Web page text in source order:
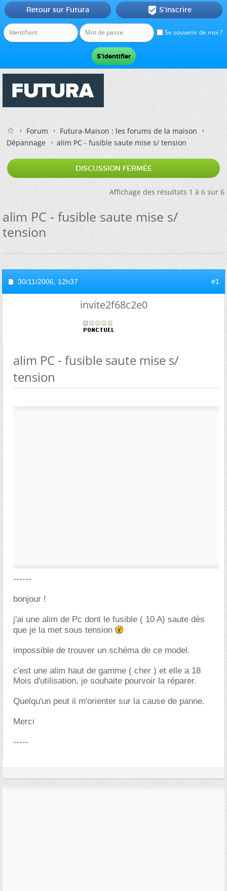
Se souvenir de moi ?
Retour sur Futura  S'inscrire
Forum
Futura-Maison : les forums de la maison
Dépannage
alim PC - fusible saute mise s/ tension
DISCUSSION FERMÉE
Affichage des résultats 1 à 6 sur 6
alim PC - fusible saute mise s/
tension
30/11/2006, 12h37 #1
invite2f68c2e0
alim PC - fusible saute mise s/
tension
------
bonjour !
j'ai une alim de Pc dont le fusible ( 10 A) saute dès
que je la met sous tension
impossible de trouver un schéma de ce model.
c'est une alim haut de gamme ( cher ) et elle a 18
Mois d'utilisation, je souhaite pourvoir la réparer.
Quelqu'un peut il m'orienter sur la cause de panne.
Merci
-----